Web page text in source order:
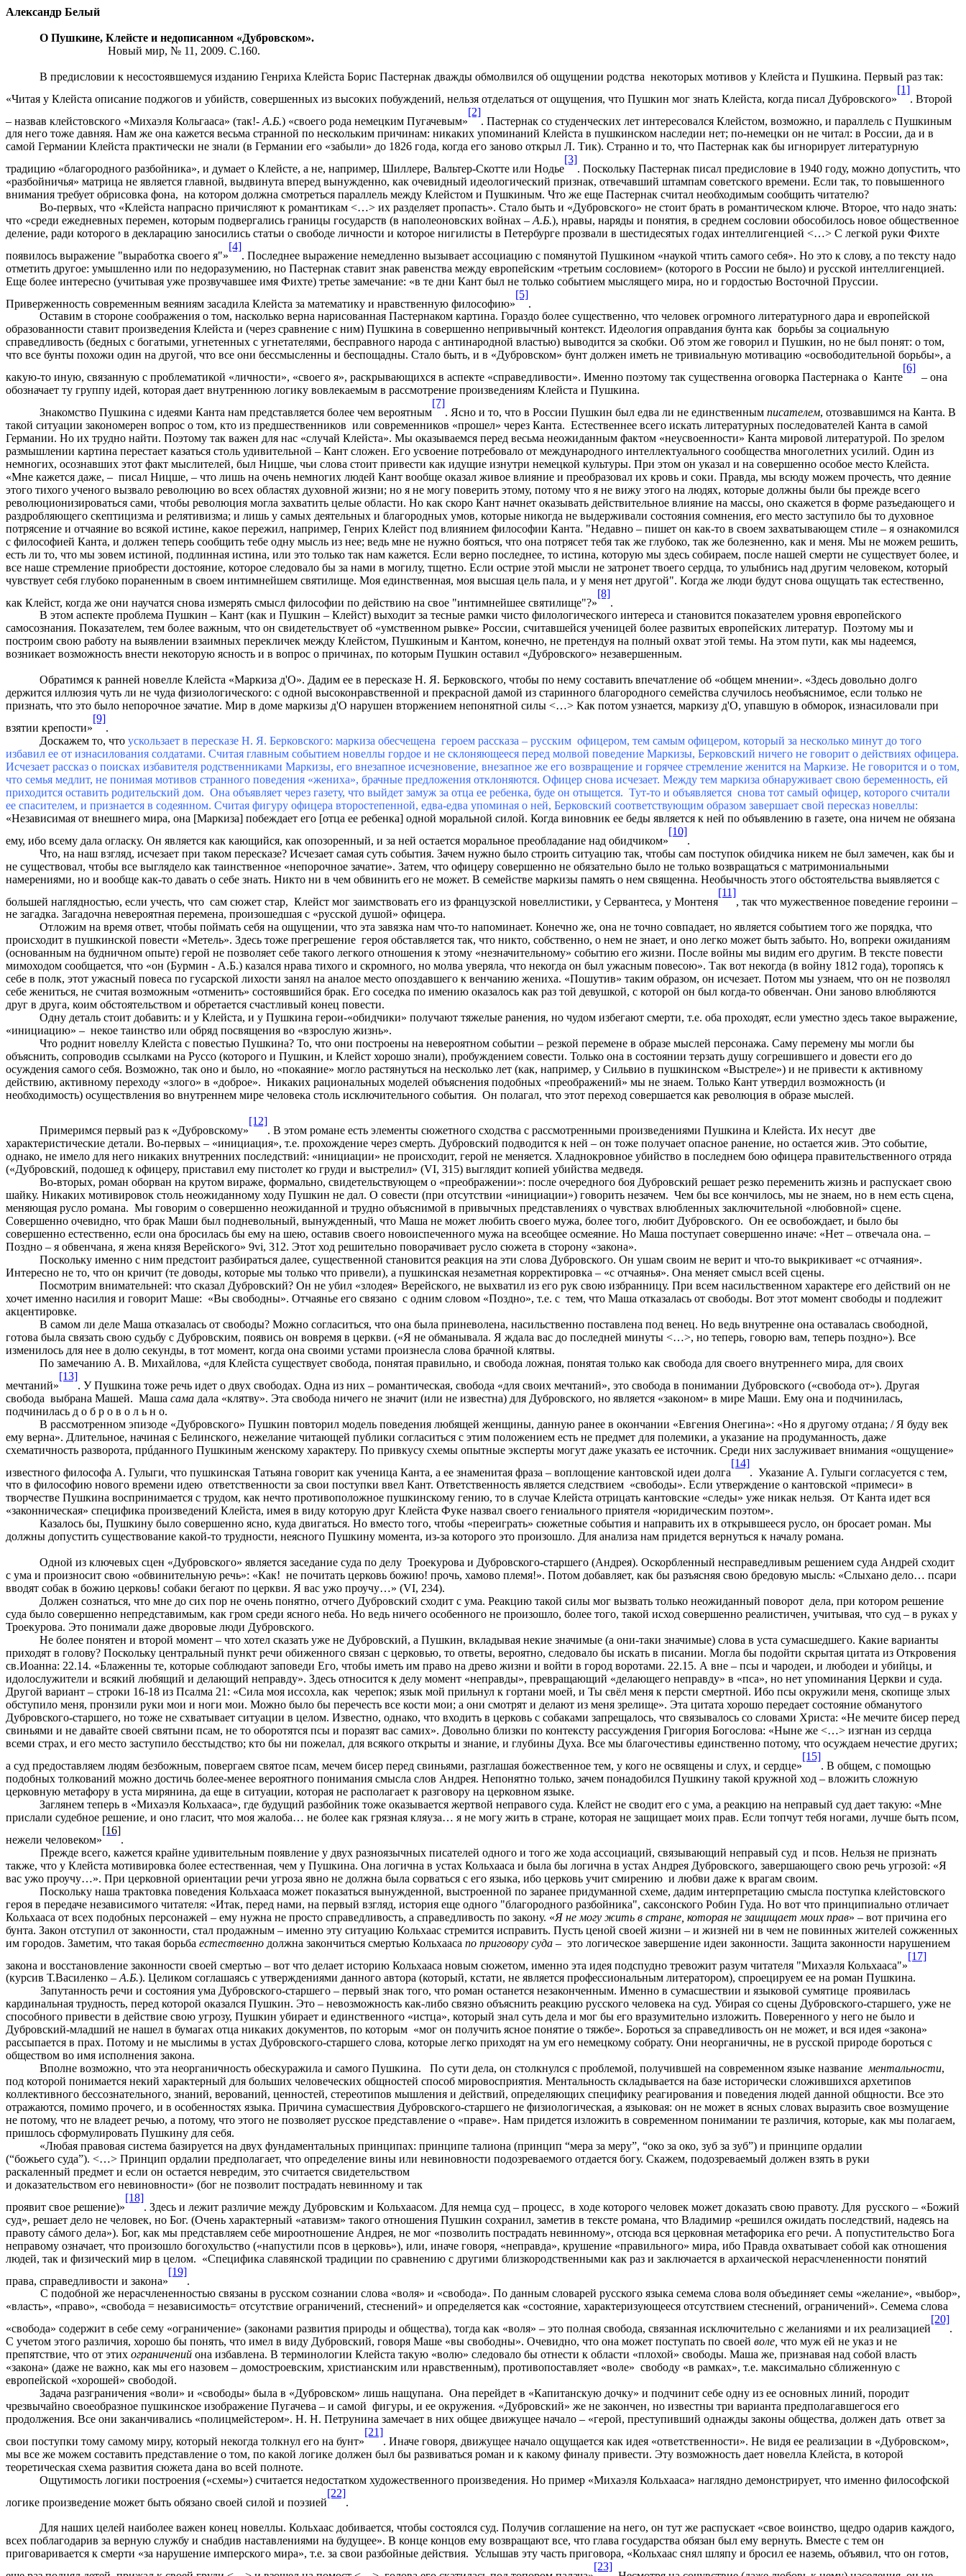
Александр Белый
О Пушкине, Клейсте и недописанном «Дубровском».
Новый мир, № 11, 2009. С.160.
В предисловии к несостоявшемуся изданию Генриха Клейста Борис Пастернак дважды обмолвился об ощущении родства некоторых мотивов у Клейста и Пушкина. Первый раз так:
«Читая у Клейста описание поджогов и убийств, совершенных из высоких побуждений, нельзя отделаться от ощущения, что Пушкин мог знать Клейста, когда писал Дубровского»
[1]
. Второй
– назвав клейстовского «Михаэля Кольгааса» (так!- А.Б. ) «своего рода немецким Пугачевым»
[2]
. Пастернак со студенческих лет интересовался Клейстом, возможно, и параллель с Пушкиным
для него тоже давняя. Нам же она кажется весьма странной по нескольким причинам: никаких упоминаний Клейста в пушкинском наследии нет; по-немецки он не читал: в России, да и в
самой Германии Клейста практически не знали (в Германии его «забыли» до 1826 года, когда его заново открыл Л. Тик). Странно и то, что Пастернак как бы игнорирует литературную
традицию «благородного разбойника», и думает о Клейсте, а не, например, Шиллере, Вальтер-Скотте или Нодье
[3]
. Поскольку Пастернак писал предисловие в 1940 году, можно допустить, что
«разбойничья» матрица не является главной, выдвинута вперед вынужденно, как очевидный идеологический признак, отвечавший штампам советского времени. Если так, то повышенного
внимания требует обрисовка фона, на котором должна смотреться параллель между Клейстом и Пушкиным. Что же еще Пастернак считал необходимым сообщить читателю?
Во-первых, что «Клейста напрасно причисляют к романтикам <…> их разделяет пропасть». Стало быть и «Дубровского» не стоит брать в романтическом ключе. Второе, что надо знать:
что «среди ежедневных перемен, которым подвергались границы государств (в наполеоновских войнах – А.Б.), нравы, наряды и понятия, в среднем сословии обособилось новое общественное
деление, ради которого в декларацию заносились статьи о свободе личности и которое нигилисты в Петербурге прозвали в шестидесятых годах интеллигенцией <…> С легкой руки Фихте
появилось выражение "выработка своего я"»
[4]
. Последнее выражение немедленно вызывает ассоциацию с помянутой Пушкином «наукой чтить самого себя». Но это к слову, а по тексту надо
отметить другое: умышленно или по недоразумению, но Пастернак ставит знак равенства между европейским «третьим сословием» (которого в России не было) и русской интеллигенцией.
Еще более интересно (учитывая уже прозвучавшее имя Фихте) третье замечание: «в те дни Кант был не только событием мыслящего мира, но и гордостью Восточной Пруссии.
Приверженность современным веяниям засадила Клейста за математику и нравственную философию»
[5]
Оставим в стороне соображения о том, насколько верна нарисованная Пастернаком картина. Гораздо более существенно, что человек огромного литературного дара и европейской
образованности ставит произведения Клейста и (через сравнение с ним) Пушкина в совершенно непривычный контекст. Идеология оправдания бунта как борьбы за социальную
справедливость (бедных с богатыми, угнетенных с угнетателями, бесправного народа с антинародной властью) выводится за скобки. Об этом же говорил и Пушкин, но не был понят: о том,
что все бунты похожи один на другой, что все они бессмысленны и беспощадны. Стало быть, и в «Дубровском» бунт должен иметь не тривиальную мотивацию «освободительной борьбы», а
какую-то иную, связанную с проблематикой «личности», «своего я», раскрывающихся в аспекте «справедливости». Именно поэтому так существенна оговорка Пастернака о Канте
[6]
– она
обозначает ту группу идей, которая дает внутреннюю логику вовлекаемым в рассмотрение произведениям Клейста и Пушкина.
Знакомство Пушкина с идеями Канта нам представляется более чем вероятным
[7]
. Ясно и то, что в России Пушкин был едва ли не единственнымписателем, отозвавшимся на Канта. В
такой ситуации закономерен вопрос о том, кто из предшественников или современников «прошел» через Канта. Естественнее всего искать литературных последователей Канта в самой
Германии. Но их трудно найти. Поэтому так важен для нас «случай Клейста». Мы оказываемся перед весьма неожиданным фактом «неусвоенности» Канта мировой литературой. По зрелом
размышлении картина перестает казаться столь удивительной – Кант сложен. Его усвоение потребовало от международного интеллектуального сообщества многолетних усилий. Один из
немногих, осознавших этот факт мыслителей, был Ницше, чьи слова стоит привести как идущие изнутри немецкой культуры. При этом он указал и на совершенно особое место Клейста.
«Мне кажется даже, – писал Ницше, – что лишь на очень немногих людей Кант вообще оказал живое влияние и преобразовал их кровь и соки. Правда, мы всюду можем прочесть, что деяние
этого тихого ученого вызвало революцию во всех областях духовной жизни; но я не могу поверить этому, потому что я не вижу этого на людях, которые должны были бы прежде всего
революционизироваться сами, чтобы революция могла захватить целые области. Но как скоро Кант начнет оказывать действительное влияние на массы, оно скажется в форме разъедающего и
раздробляющего скептицизма и релятивизма; и лишь у самых деятельных и благородных умов, которые никогда не выдерживали состояния сомнения, его место заступило бы то духовное
потрясение и отчаяние во всякой истине, какое пережил, например, Генрих Клейст под влиянием философии Канта. "Недавно – пишет он как-то в своем захватывающем стиле – я ознакомился
с философией Канта, и должен теперь сообщить тебе одну мысль из нее; ведь мне не нужно бояться, что она потрясет тебя так же глубоко, так же болезненно, как и меня. Мы не можем решить,
есть ли то, что мы зовем истиной, подлинная истина, или это только так нам кажется. Если верно последнее, то истина, которую мы здесь собираем, после нашей смерти не существует более, и
все наше стремление приобрести достояние, которое следовало бы за нами в могилу, тщетно. Если острие этой мысли не затронет твоего сердца, то улыбнись над другим человеком, который
чувствует себя глубоко пораненным в своем интимнейшем святилище. Моя единственная, моя высшая цель пала, и у меня нет другой". Когда же люди будут снова ощущать так естественно,
как Клейст, когда же они научатся снова измерять смысл философии по действию на свое "интимнейшее святилище"?»
[8]
В этом аспекте проблема Пушкин – Кант (как и Пушкин – Клейст) выходит за тесные рамки чисто филологического интереса и становится показателем уровня европейского
самосознания. Показателем, тем более важным, что он свидетельствует об «умственном рывке» России, считавшейся ученицей более развитых европейских литератур. Поэтому мы и
построим свою работу на выявлении взаимных перекличек между Клейстом, Пушкиным и Кантом, конечно, не претендуя на полный охват этой темы. На этом пути, как мы надеемся,
возникает возможность внести некоторую ясность и в вопрос о причинах, по которым Пушкин оставил «Дубровского» незавершенным.
Обратимся к ранней новелле Клейста «Маркиза д'О». Дадим ее в пересказе Н. Я. Берковского, чтобы по нему составить впечатление об «общем мнении». «Здесь довольно долго
держится иллюзия чуть ли не чуда физиологического: с одной высоконравственной и прекрасной дамой из старинного благородного семейства случилось необъяснимое, если только не
признать, что это было непорочное зачатие. Мир в доме маркизы д'О нарушен вторжением непонятной силы <…> Как потом узнается, маркизу д'О, упавшую в обморок, изнасиловали при
взятии крепости»
[9]
.
Доскажем то, чтоускользает в пересказе Н. Я. Берковского: маркиза обесчещена героем рассказа – русским офицером, тем самым офицером, который за несколько минут до того
избавил ее от изнасилования солдатами. Считая главным событием новеллы гордое и не склоняющееся перед молвой поведение Маркизы, Берковский ничего не говорит о действиях офицера.
Исчезает рассказ о поисках избавителя родственниками Маркизы, его внезапное исчезновение, внезапное же его возвращение и горячее стремление женится на Маркизе. Не говорится и о том,
что семья медлит, не понимая мотивов странного поведения «жениха», брачные предложения отклоняются. Офицер снова исчезает. Между тем маркиза обнаруживает свою беременность, ей
приходится оставить родительский дом. Она объявляет через газету, что выйдет замуж за отца ее ребенка, буде он отыщется. Тут-то и объявляется снова тот самый офицер, которого считали
ее спасителем, и признается в содеянном. Считая фигуру офицера второстепенной, едва-едва упоминая о ней, Берковский соответствующим образом завершает свой пересказ новеллы:
«Независимая от внешнего мира, она [Маркиза] побеждает его [отца ее ребенка] одной моральной силой. Когда виновник ее беды является к ней по объявлению в газете, она ничем не обязана
ему, ибо всему дала огласку. Он является как кающийся, как опозоренный, и за ней остается моральное преобладание над обидчиком»
[10]
.
Что, на наш взгляд, исчезает при таком пересказе? Исчезает самая суть события. Зачем нужно было строить ситуацию так, чтобы сам поступок обидчика никем не был замечен, как бы и
не существовал, чтобы все выглядело как таинственное «непорочное зачатие». Затем, что офицеру совершенно не обязательно было не только возвращаться с матримониальными
намерениями, но и вообще как-то давать о себе знать. Никто ни в чем обвинить его не может. В семействе маркизы память о нем священна. Необычность этого обстоятельства выявляется с
большей наглядностью, если учесть, что сам сюжет стар, Клейст мог заимствовать его из французской новеллистики, у Сервантеса, у Монтеня
[11]
, так что мужественное поведение героини –
не загадка. Загадочна невероятная перемена, произошедшая с «русской душой» офицера.
Отложим на время ответ, чтобы поймать себя на ощущении, что эта завязка нам что-то напоминает. Конечно же, она не точно совпадает, но является событием того же порядка, что
происходит в пушкинской повести «Метель». Здесь тоже прегрешение героя обставляется так, что никто, собственно, о нем не знает, и оно легко может быть забыто. Но, вопреки ожиданиям
(основанным на будничном опыте) герой не позволяет себе такого легкого отношения к этому «незначительному» событию его жизни. После войны мы видим его другим. В тексте повести
мимоходом сообщается, что «он (Бурмин - А.Б.) казался нрава тихого и скромного, но молва уверяла, что некогда он был ужасным повесою». Так вот некогда (в войну 1812 года), торопясь к
себе в полк, этот ужасный повеса по гусарской лихости занял на аналое место опоздавшего к венчанию жениха. «Пошутив» таким образом, он исчезает. Потом мы узнаем, что он не позволял
себе жениться, не считая возможным «отменить» состоявшийся брак. Его соседка по имению оказалось как раз той девушкой, с которой он был когда-то обвенчан. Они заново влюбляются
друг в друга, коим обстоятельством и обретается счастливый конец повести.
Одну деталь стоит добавить: и у Клейста, и у Пушкина герои-«обидчики» получают тяжелые ранения, но чудом избегают смерти, т.е. оба проходят, если уместно здесь такое выражение,
«инициацию» – некое таинство или обряд посвящения во «взрослую жизнь».
Что роднит новеллу Клейста с повестью Пушкина? То, что они построены на невероятном событии – резкой перемене в образе мыслей персонажа. Саму перемену мы могли бы
объяснить, сопроводив ссылками на Руссо (которого и Пушкин, и Клейст хорошо знали), пробуждением совести. Только она в состоянии терзать душу согрешившего и довести его до
осуждения самого себя. Возможно, так оно и было, но «покаяние» могло растянуться на несколько лет (как, например, у Сильвио в пушкинском «Выстреле») и не привести к активному
действию, активному переходу «злого» в «доброе». Никаких рациональных моделей объяснения подобных «преображений» мы не знаем. Только Кант утвердил возможность (и
необходимость) осуществления во внутреннем мире человека столь исключительного события. Он полагал, что этот переход совершается как революция в образе мыслей.
Примеримся первый раз к «Дубровскому»
[12]
. В этом романе есть элементы сюжетного сходства с рассмотренными произведениями Пушкина и Клейста. Их несут две
характеристические детали. Во-первых – «инициация», т.е. прохождение через смерть. Дубровский подводится к ней – он тоже получает опасное ранение, но остается жив. Это событие,
однако, не имело для него никаких внутренних последствий: «инициации» не происходит, герой не меняется. Хладнокровное убийство в последнем бою офицера правительственного отряда
(«Дубровский, подошед к офицеру, приставил ему пистолет ко груди и выстрелил» (VI, 315) выглядит копией убийства медведя.
Во-вторых, роман оборван на крутом вираже, формально, свидетельствующем о «преображении»: после очередного боя Дубровский решает резко переменить жизнь и распускает свою
шайку. Никаких мотивировок столь неожиданному ходу Пушкин не дал. О совести (при отсутствии «инициации») говорить незачем. Чем бы все кончилось, мы не знаем, но в нем есть сцена,
меняющая русло романа. Мы говорим о совершенно неожиданной и трудно объяснимой в привычных представлениях о чувствах влюбленных заключительной «любовной» сцене.
Совершенно очевидно, что брак Маши был подневольный, вынужденный, что Маша не может любить своего мужа, более того, любит Дубровского. Он ее освобождает, и было бы
совершенно естественно, если она бросилась бы ему на шею, оставив своего новоиспеченного мужа на всеобщее осмеяние. Но Маша поступает совершенно иначе: «Нет – отвечала она. –
Поздно – я обвенчана, я жена князя Верейского» 9vi, 312. Этот ход решительно поворачивает русло сюжета в сторону «закона».
Поскольку именно с ним предстоит разбираться далее, существенной становится реакция на эти слова Дубровского. Он ушам своим не верит и что-то выкрикивает «с отчаяния».
Интересно не то, что он кричит (те доводы, которые мы только что привели), а пушкинская незаметная корректировка – «с отчаянья». Она меняет смысл всей сцены.
Посмотрим внимательней: что сказал Дубровский? Он не убил «злодея» Верейского, не выхватил из его рук свою избранницу. При всем насильственном характере его действий он не
хочет именно насилия и говорит Маше: «Вы свободны». Отчаянье его связано с одним словом «Поздно», т.е. с тем, что Маша отказалась от свободы. Вот этот момент свободы и подлежит
акцентировке.
В самом ли деле Маша отказалась от свободы? Можно согласиться, что она была приневолена, насильственно поставлена под венец. Но ведь внутренне она оставалась свободной,
готова была связать свою судьбу с Дубровским, появись он вовремя в церкви. («Я не обманывала. Я ждала вас до последней минуты <…>, но теперь, говорю вам, теперь поздно»). Все
изменилось для нее в долю секунды, в тот момент, когда она своими устами произнесла слова брачной клятвы.
По замечанию А. В. Михайлова, «для Клейста существует свобода, понятая правильно, и свобода ложная, понятая только как свобода для своего внутреннего мира, для своих
мечтаний»
[13]
. У Пушкина тоже речь идет о двух свободах. Одна из них – романтическая, свобода «для своих мечтаний», это свобода в понимании Дубровского («свобода от»). Другая
свобода выбрана Машей. Маша сама дала «клятву». Эта свобода ничего не значит (или не известна) для Дубровского, но является «законом» в мире Маши. Ему она и подчинилась,
подчинилась д о б р о в о л ь н о.
В рассмотренном эпизоде «Дубровского» Пушкин повторил модель поведения любящей женщины, данную ранее в окончании «Евгения Онегина»: «Но я другому отдана; / Я буду век
ему верна». Длительное, начиная с Белинского, нежелание читающей публики согласиться с этим положением есть не предмет для полемики, а указание на продуманность, даже
схематичность разворота, прúданного Пушкиным женскому характеру. По привкусу схемы опытные эксперты могут даже указать ее источник. Среди них заслуживает внимания «ощущение»
известного философа А. Гулыги, что пушкинская Татьяна говорит как ученица Канта, а ее знаменитая фраза – воплощение кантовской идеи долга
[14]
. Указание А. Гулыги согласуется с тем,
что в философию нового времени идею ответственности за свои поступки ввел Кант. Ответственность является следствием «свободы». Если утверждение о кантовской «примеси» в
творчестве Пушкина воспринимается с трудом, как нечто противоположное пушкинскому гению, то в случае Клейста отрицать кантовские «следы» уже никак нельзя. От Канта идет вся
«законническая» специфика произведений Клейста, имея в виду которую друг Клейста Фуке назвал своего гениального приятеля «юридическим поэтом».
Казалось бы, Пушкину было совершенно ясно, куда двигаться. Но вместо того, чтобы «переиграть» сюжетные события и направить их в открывшееся русло, он бросает роман. Мы
должны допустить существование какой-то трудности, неясного Пушкину момента, из-за которого это произошло. Для анализа нам придется вернуться к началу романа.
Одной из ключевых сцен «Дубровского» является заседание суда по делу Троекурова и Дубровского-старшего (Андрея). Оскорбленный несправедливым решением суда Андрей сходит
с ума и произносит свою «обвинительную речь»: «Как! не почитать церковь божию! прочь, хамово племя!». Потом добавляет, как бы разъясняя свою бредовую мысль: «Слыхано дело… псари
вводят собак в божию церковь! cобаки бегают по церкви. Я вас ужо проучу…» (VI, 234).
Должен сознаться, что мне до сих пор не очень понятно, отчего Дубровский сходит с ума. Реакцию такой силы мог вызвать только неожиданный поворот дела, при котором решение
суда было совершенно непредставимым, как гром среди ясного неба. Но ведь ничего особенного не произошло, более того, такой исход совершенно реалистичен, учитывая, что суд – в руках у
Троекурова. Это понимали даже дворовые люди Дубровского.
Не более понятен и второй момент – что хотел сказать уже не Дубровский, а Пушкин, вкладывая некие значимые (а они-таки значимые) слова в уста сумасшедшего. Какие варианты
приходят в голову? Поскольку центральный пункт речи обиженного связан с церковью, то ответы, вероятно, следовало бы искать в писании. Могла бы подойти скрытая цитата из Откровения
св.Иоанна: 22.14. «Блаженны те, которые соблюдают заповеди Его, чтобы иметь им право на древо жизни и войти в город воротами. 22.15. А вне – псы и чародеи, и любодеи и убийцы, и
идолослужители и всякий любящий и делающий неправду». Здесь относится к делу момент «неправды», превращающий «делающего неправду» в «пса», но нет упоминания Церкви и суда.
Другой вариант – строки 16-18 из Псалма 21: «Сила моя иссохла, как черепок; язык мой прильнул к гортани моей, и Ты свёл меня к персти смертной. Ибо псы окружили меня, скопище злых
обступило меня, пронзили руки мои и ноги мои. Можно было бы перечесть все кости мои; а они смотрят и делают из меня зрелище». Эта цитата хорошо передает состояние обманутого
Дубровского-старшего, но тоже не схватывает ситуации в целом. Известно, однако, что входить в церковь с собаками запрещалось, что связывалось со словами Христа: «Не мечите бисер перед
свиньями и не давайте своей святыни псам, не то оборотятся псы и поразят вас самих». Довольно близки по контексту рассуждения Григория Богослова: «Ныне же <…> изгнан из сердца
всеми страх, и его место заступило бесстыдство; кто бы ни пожелал, для всякого открыты и знание, и глубины Духа. Все мы благочестивы единственно потому, что осуждаем нечестие других;
а суд предоставляем людям безбожным, повергаем святое псам, мечем бисер перед свиньями, разглашая божественное тем, у кого не освящены и слух, и сердце»
[15]
. В общем, с помощью
подобных толкований можно достичь более-менее вероятного понимания смысла слов Андрея. Непонятно только, зачем понадобился Пушкину такой кружной ход – вложить сложную
церковную метафору в уста мирянина, да еще в ситуации, которая не располагает к разговору на церковном языке.
Заглянем теперь в «Михаэля Кольхааса», где будущий разбойник тоже оказывается жертвой неправого суда. Клейст не сводит его с ума, а реакцию на неправый суд дает такую: «Мне
прислали судебное решение, и оно гласит, что моя жалоба… не более как грязная кляуза… я не могу жить в стране, которая не защищает моих прав. Если топчут тебя ногами, лучше быть псом,
нежели человеком»
[16]
.
Прежде всего, кажется крайне удивительным появление у двух разноязычных писателей одного и того же хода ассоциаций, связывающий неправый суд и псов. Нельзя не признать
также, что у Клейста мотивировка более естественная, чем у Пушкина. Она логична в устах Кольхааса и была бы логична в устах Андрея Дубровского, завершающего свою речь угрозой: «Я
вас ужо проучу…». При церковной ориентации речи угроза явно не должна была сорваться с его языка, ибо церковь учит смирению и любви даже к врагам своим.
Поскольку наша трактовка поведения Кольхааса может показаться вынужденной, выстроенной по заранее придуманной схеме, дадим интерпретацию смысла поступка клейстовского
героя в передаче независимого читателя: «Итак, перед нами, на первый взгляд, история еще одного "благородного разбойника", саксонского Робин Гуда. Но вот что принципиально отличает
Кольхааса от всех подобных персонажей – ему нужна не просто справедливость, а справедливость по закону. «Я не могу жить в стране, которая не защищает моих прав» – вот причина его
бунта. Закон отступил от законности, стал продажным – именно эту ситуацию Кольхаас стремится исправить. Пусть ценой своей жизни – и жизней ни в чем не повинных жителей сожженных
им городов. Заметим, что такая борьба естественно должна закончиться смертью Кольхааса по приговору суда – это логическое завершение идеи законности. Защита законности нарушением
закона и восстановление законности своей смертью – вот что делает историю Кольхааса новым сюжетом, именно эта идея подспудно тревожит разум читателя "Михаэля Кольхааса"»
[17]
(курсив Т.Василенко – А.Б.). Целиком соглашаясь с утверждениями данного автора (который, кстати, не является профессиональным литератором), спроецируем ее на роман Пушкина.
Запутанность речи и состояния ума Дубровского-старшего – первый знак того, что роман останется незаконченным. Именно в сумасшествии и языковой сумятице проявилась
кардинальная трудность, перед которой оказался Пушкин. Это – невозможность как-либо связно объяснить реакцию русского человека на суд. Убирая со сцены Дубровского-старшего, уже не
способного привести в действие свою угрозу, Пушкин убирает и единственного «истца», который знал суть дела и мог бы его вразумительно изложить. Поверенного у него не было и
Дубровский-младший не нашел в бумагах отца никаких документов, по которым «мог он получить ясное понятие о тяжбе». Бороться за справедливость он не может, и вся идея «закона»
рассыпается в прах. Потому и не мыслимы в устах Дубровского-старшего слова, которые легко приходят на ум его немецкому собрату. Они неорганичны, не в русской природе бороться с
обществом во имя исполнения закона.
Вполне возможно, что эта неорганичность обескуражила и самого Пушкина. По сути дела, он столкнулся с проблемой, получившей на современном языке название ментальности,
под которой понимается некий характерный для больших человеческих общностей способ мировосприятия. Ментальность складывается на базе исторически сложившихся архетипов
коллективного бессознательного, знаний, верований, ценностей, стереотипов мышления и действий, определяющих специфику реагирования и поведения людей данной общности. Все это
отражаются, помимо прочего, и в особенностях языка. Причина сумасшествия Дубровского-старшего не физиологическая, а языковая: он не может в ясных словах выразить свое возмущение
не потому, что не владеет речью, а потому, что этого не позволяет русское представление о «праве». Нам придется изложить в современном понимании те различия, которые, как мы полагаем,
пришлось сформулировать Пушкину для себя.
«Любая правовая система базируется на двух фундаментальных принципах: принципе талиона (принцип “мера за меру”, “око за око, зуб за зуб”) и принципе ордалии
(“божьего суда”). <…> Принцип ордалии предполагает, что определение вины или невиновности подозреваемого отдается богу. Скажем, подозреваемый должен взять в руки
раскаленный предмет и если он остается невредим, это считается свидетельством
и доказательством его невиновности» (бог не позволит пострадать невинному и так
проявит свое решение)»
[18]
. Здесь и лежит различие между Дубровским и Кольхаасом. Для немца суд – процесс, в ходе которого человек может доказать свою правоту. Для русского – «Божий
суд», решает дело не человек, но Бог. (Очень характерный «атавизм» такого отношения Пушкин сохранил, заметив в тексте романа, что Владимир «решился ожидать последствий, надеясь на
правоту сáмого дела»). Бог, как мы представляем себе мироотношение Андрея, не мог «позволить пострадать невинному», отсюда вся церковная метафорика его речи. А попустительство Бога
неправому означает, что произошло богохульство («напустили псов в церковь»), или, иначе говоря, «неправда», крушение «правильного» мира, ибо Правда охватывает собой как отношения
людей, так и физический мир в целом. «Специфика славянской традиции по сравнению с другими близкородственными как раз и заключается в архаической нерасчлененности понятий
права, справедливости и закона»
[19]
.
С подобной же нерасчлененностью связаны в русском сознании слова «воля» и «свобода». По данным словарей русского языка семема слова воля объединяет семы «желание», «выбор»,
«власть», «право», «свобода = независимость= отсутствие ограничений, стеснений» и определяется как «состояние, характеризующееся отсутствием стеснений, ограничений». Семема слова
«свобода» содержит в себе сему «ограничение» (законами развития природы и общества), тогда как «воля» – это полная свобода, связанная исключительно с желаниями и их реализацией
[20]
.
С учетом этого различия, хорошо бы понять, что имел в виду Дубровский, говоря Маше «вы свободны». Очевидно, что она может поступать по своей воле, что муж ей не указ и не
препятствие, что от этих ограничений она избавлена. В терминологии Клейста такую «волю» следовало бы отнести к области «плохой» свободы. Маша же, признавая над собой власть
«закона» (даже не важно, как мы его назовем – домостроевским, христианским или нравственным), противопоставляет «воле» свободу «в рамках», т.е. максимально сближенную с
европейской «хорошей» свободой.
Задача разграничения «воли» и «свободы» была в «Дубровском» лишь нащупана. Она перейдет в «Капитанскую дочку» и подчинит себе одну из ее основных линий, породит
чрезвычайно своеобразное пушкинское изображение Пугачева – и самой фигуры, и ее окружения. «Дубровский» же не закончен, но известны три варианта предполагавшегося его
продолжения. Все они заканчивались «полицмейстером». Н. Н. Петрунина замечает в них общее движущее начало – «герой, преступивший однажды законы общества, должен дать ответ за
свои поступки тому самому миру, который некогда толкнул его на бунт»
[21]
. Иначе говоря, движущее начало ощущается как идея «ответственности». Не видя ее реализации в «Дубровском»,
мы все же можем составить представление о том, по какой логике должен был бы развиваться роман и к какому финалу привести. Эту возможность дает новелла Клейста, в которой
теоретическая схема развития сюжета дана во всей полноте.
Ощутимость логики построения («схемы») считается недостатком художественного произведения. Но пример «Михаэля Кольхааса» наглядно демонстрирует, что именно философской
логике произведение может быть обязано своей силой и поэзией
[22]
.
Для наших целей наиболее важен конец новеллы. Кольхаас добивается, чтобы состоялся суд. Получив соглашение на него, он тут же распускает «свое воинство, щедро одарив каждого,
всех поблагодарив за верную службу и снабдив наставлениями на будущее». В конце концов ему возвращают все, что глава государства обязан был ему вернуть. Вместе с тем он
приговаривается к смерти «за нарушение имперского мира», т.е. за свои разбойные действия. Услышав эту часть приговора, «Кольхаас снял шляпу и бросил ее наземь, объявил, что он готов,
[23]